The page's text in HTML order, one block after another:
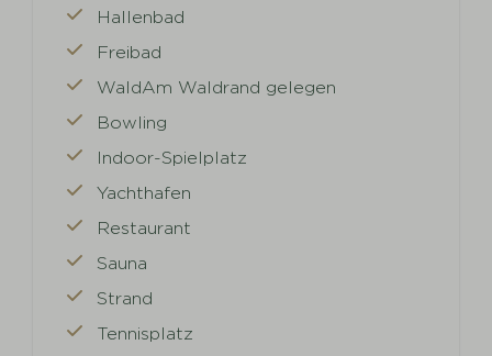
Hallenbad
Freibad
WaldAm Waldrand gelegen
Bowling
Indoor-Spielplatz
Yachthafen
Restaurant
Sauna
Strand
Tennisplatz